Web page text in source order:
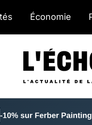
Économie